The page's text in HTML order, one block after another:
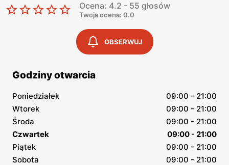
Ocena: 4.2 - 55 głosów
Twoja ocena: 0.0
OBSERWUJ
Godziny otwarcia
Poniedziałek
09:00 - 21:00
Wtorek
09:00 - 21:00
Środa
09:00 - 21:00
Czwartek
09:00 - 21:00
Piątek
09:00 - 21:00
Sobota
09:00 - 21:00